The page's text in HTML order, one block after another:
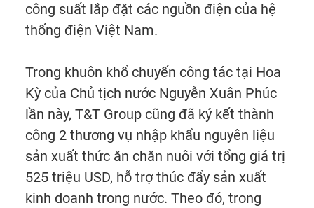
công suất lắp đặt các nguồn điện của hệ
thống điện Việt Nam.
Trong khuôn khổ chuyến công tác tại Hoa
Kỳ của Chủ tịch nước Nguyễn Xuân Phúc
lần này, T&T Group cũng đã ký kết thành
công 2 thương vụ nhập khẩu nguyên liệu
sản xuất thức ăn chăn nuôi với tổng giá trị
525 triệu USD, hỗ trợ thúc đẩy sản xuất
kinh doanh trong nước. Theo đó, trong